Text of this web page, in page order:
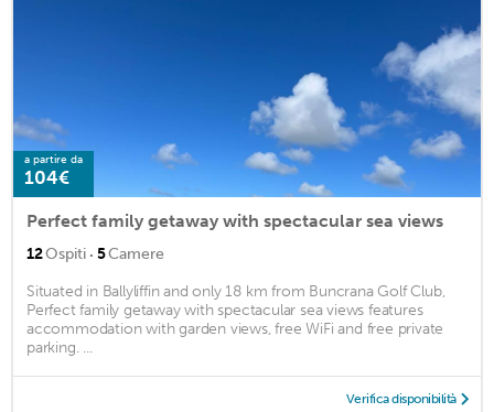
a partire da
104€
Perfect family getaway with spectacular sea views
12Ospiti · 5Camere
Situated in Ballyliffin and only 18 km from Buncrana Golf Club,
Perfect family getaway with spectacular sea views features
accommodation with garden views, free WiFi and free private
parking. ...
Verifica disponibilità